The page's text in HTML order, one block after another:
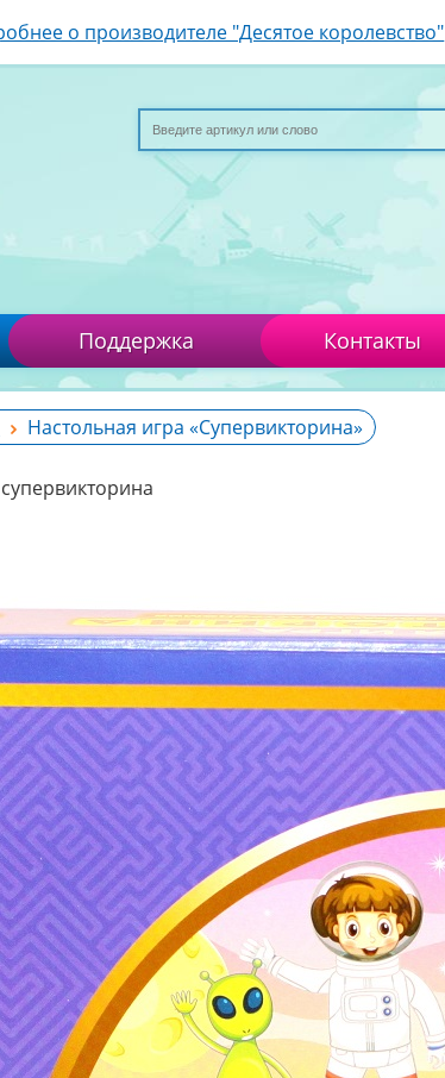
о производителе "Десятое королевство"
Поддержка Контакты
Настольная игра «Супервикторина»